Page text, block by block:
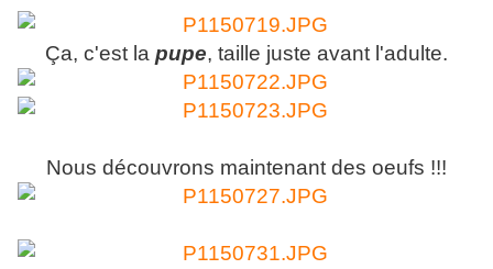
Ça, c'est la pupe, taille juste avant l'adulte.
Nous découvrons maintenant des oeufs !!!